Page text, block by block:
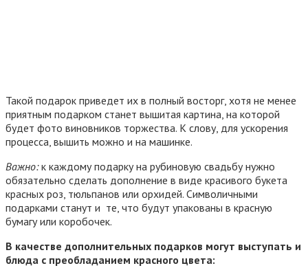
Такой подарок приведет их в полный восторг, хотя не менее
приятным подарком станет вышитая картина, на которой
будет фото виновников торжества. К слову, для ускорения
процесса, вышить можно и на машинке.
Важно:к каждому подарку на рубиновую свадьбу нужно
обязательно сделать дополнение в виде красивого букета
красных роз, тюльпанов или орхидей. Символичными
подарками станут и те, что будут упакованы в красную
бумагу или коробочек.
В качестве дополнительных подарков могут выступать и
блюда с преобладанием красного цвета: